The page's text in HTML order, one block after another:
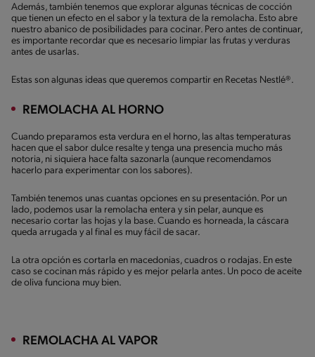
Además, también tenemos que explorar algunas técnicas de cocción
que tienen un efecto en el sabor y la textura de la remolacha. Esto abre
nuestro abanico de posibilidades para cocinar. Pero antes de continuar,
es importante recordar que es necesario limpiar las frutas y verduras
antes de usarlas.
Estas son algunas ideas que queremos compartir en Recetas Nestlé®.
REMOLACHA AL HORNO
Cuando preparamos esta verdura en el horno, las altas temperaturas
hacen que el sabor dulce resalte y tenga una presencia mucho más
notoria, ni siquiera hace falta sazonarla (aunque recomendamos
hacerlo para experimentar con los sabores).
También tenemos unas cuantas opciones en su presentación. Por un
lado, podemos usar la remolacha entera y sin pelar, aunque es
necesario cortar las hojas y la base. Cuando es horneada, la cáscara
queda arrugada y al final es muy fácil de sacar.
La otra opción es cortarla en macedonias, cuadros o rodajas. En este
caso se cocinan más rápido y es mejor pelarla antes. Un poco de aceite
de oliva funciona muy bien.
REMOLACHA AL VAPOR